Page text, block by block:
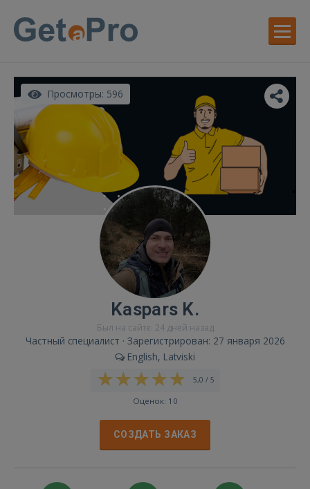
Просмотры: 596
Kaspars K.
Был на сайте: 24 дней назад
Частный специалист · Зарегистрирован: 27 января 2026
English, Latviski
5,0 / 5
Оценок: 10
СОЗДАТЬ ЗАКАЗ